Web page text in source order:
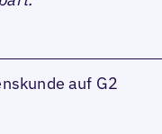
auf G2